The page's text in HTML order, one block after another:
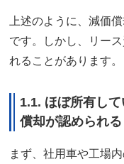
上述のように、減価
です。しかし、リー
れることがあります
1.1. ほぼ所有し
償却が認められる
まず、社用車や工場